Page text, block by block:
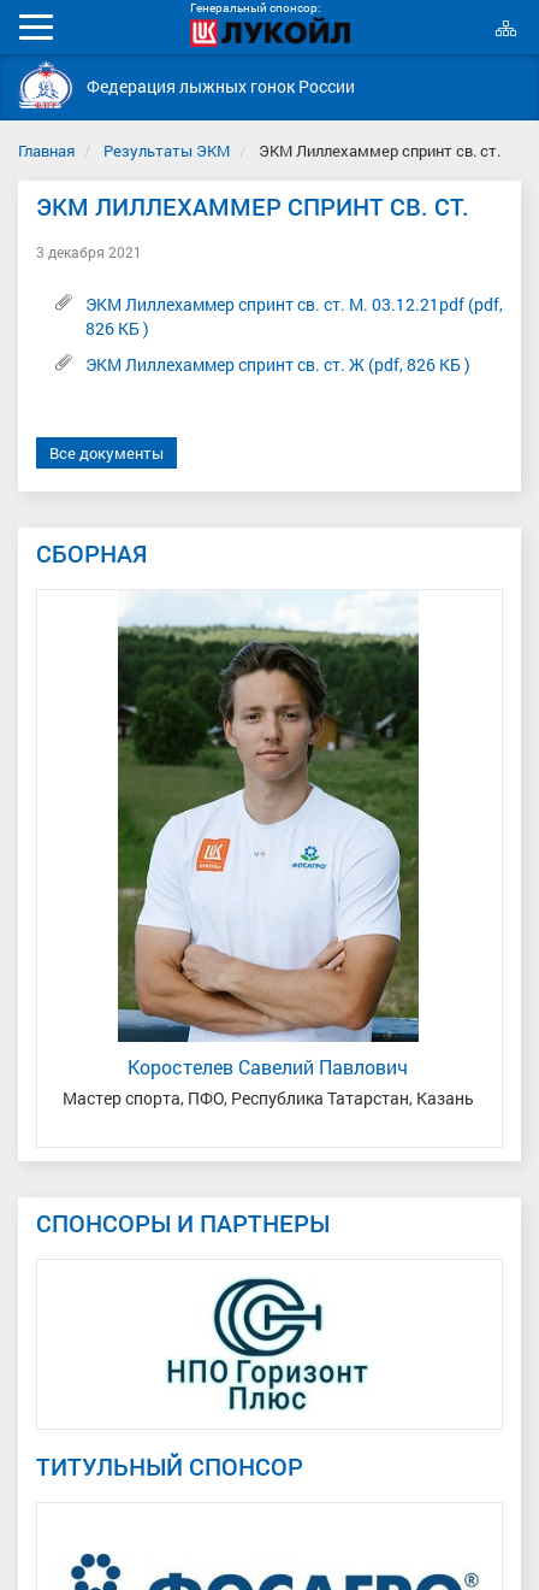
Генеральный спонсор:
Мобильное
меню
Федерация лыжных гонок России
Главная Результаты ЭКМ ЭКМ Лиллехаммер спринт св. ст.
ЭКМ ЛИЛЛЕХАММЕР СПРИНТ СВ. СТ.
3 декабря 2021
ЭКМ Лиллехаммер спринт св. ст. М. 03.12.21pdf (pdf,
826 КБ )
ЭКМ Лиллехаммер спринт св. ст. Ж (pdf, 826 КБ )
Все документы
СБОРНАЯ
Коростелев Савелий Павлович
Мастер спорта, ПФО, Республика Татарстан, Казань
СПОНСОРЫ И ПАРТНЕРЫ
ТИТУЛЬНЫЙ СПОНСОР